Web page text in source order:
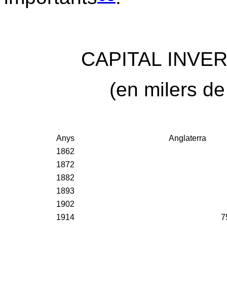
CAPITAL
(en milers
Anys
Anglaterra
1862
1872
1882
1893
1902
1914